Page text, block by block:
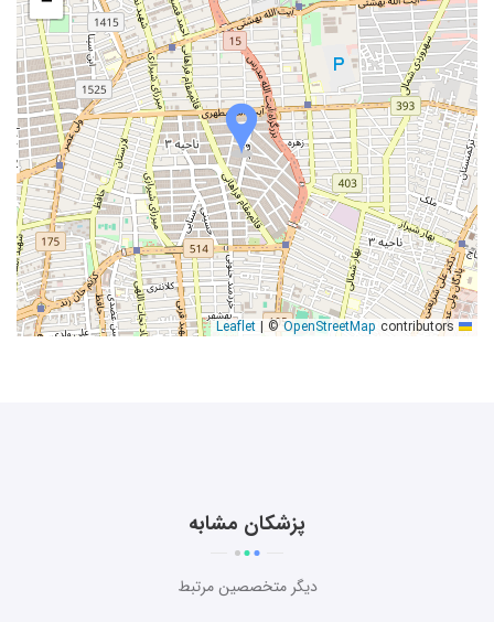
| ©OpenStreetMap contributors
پزشکان مشابه
دیگر متخصصین مرتبط